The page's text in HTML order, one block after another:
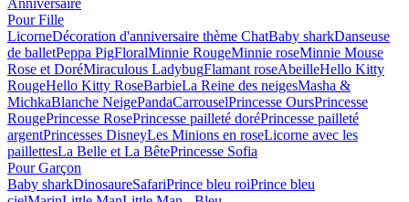
Pour Fille
LicorneDécoration d'anniversaire thème ChatBaby sharkDanseuse
de balletPeppa PigFloralMinnie RougeMinnie roseMinnie Mouse
Rose et DoréMiraculous LadybugFlamant roseAbeilleHello Kitty
RougeHello Kitty RoseBarbieLa Reine des neigesMasha &
MichkaBlanche NeigePandaCarrouselPrincesse OursPrincesse
RougePrincesse RosePrincesse pailleté doréPrincesse pailleté
argentPrincesses DisneyLes Minions en roseLicorne avec les
paillettesLa Belle et La BêtePrincesse Sofia
Pour Garçon
Baby sharkDinosaureSafariPrince bleu roiPrince bleu